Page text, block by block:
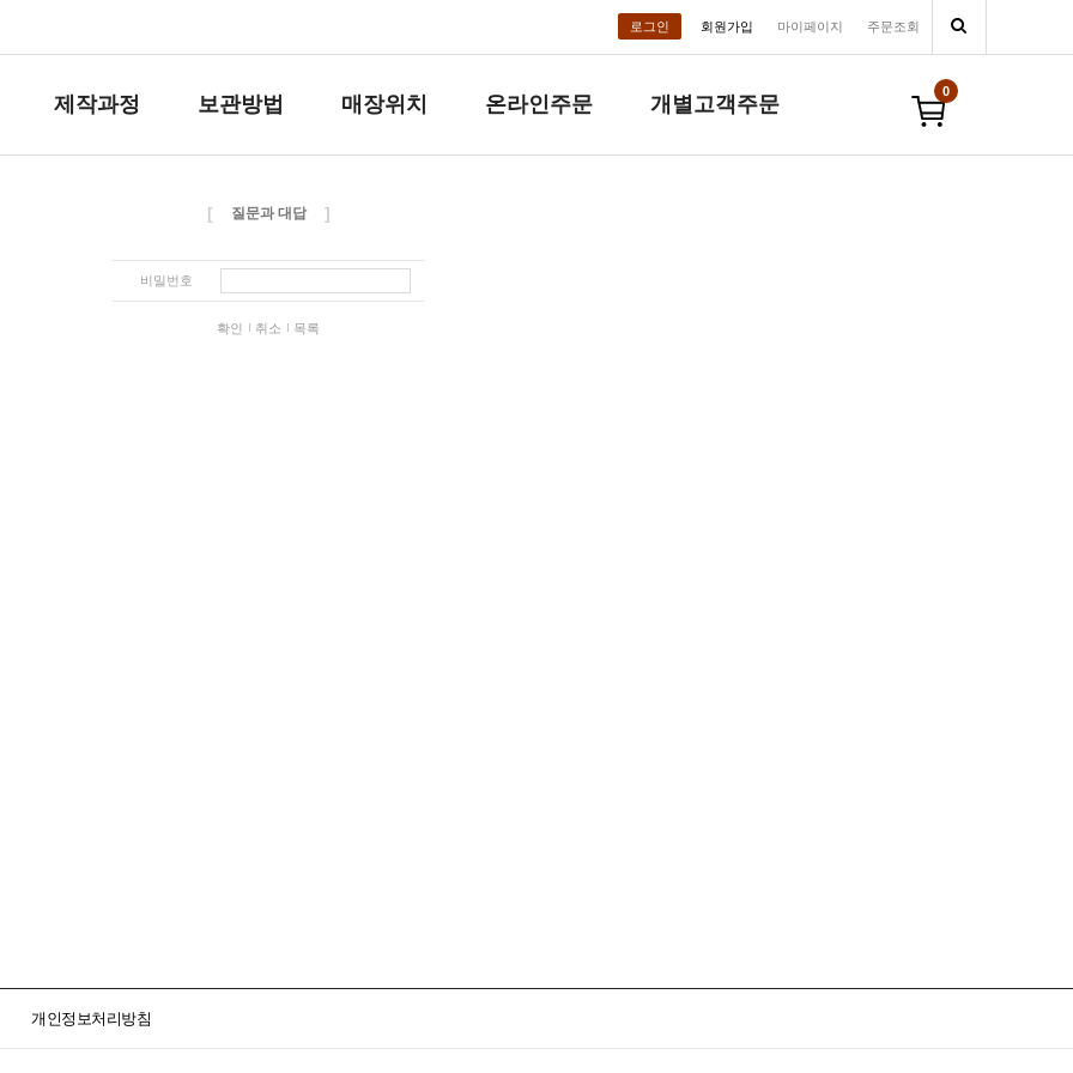
로그인 회원가입 마이페이지 주문조회
제작과정 보관방법 매장위치 온라인주문 개별고객주문
0
[ 질문과 대답 ]
비밀번호
확인 취소 목록
개인정보처리방침